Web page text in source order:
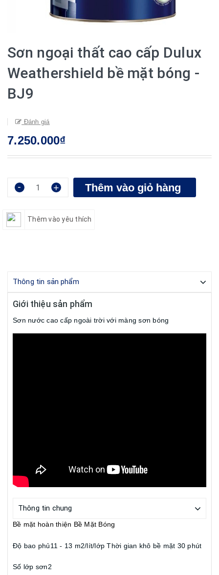
Sơn ngoại thất cao cấp Dulux
Weathershield bề mặt bóng -
BJ9
Đánh giá
7.250.000₫
- + Thêm vào giỏ hàng
Thêm vào yêu thích
Thông tin sản phẩm
Giới thiệu sản phẩm
Sơn nước cao cấp ngoài trời với màng sơn bóng
Thông tin chung
Bề mặt hoàn thiện Bề Mặt Bóng
Độ bao phủ11 - 13 m2/lít/lớp Thời gian khô bề mặt 30 phút
Số lớp sơn2